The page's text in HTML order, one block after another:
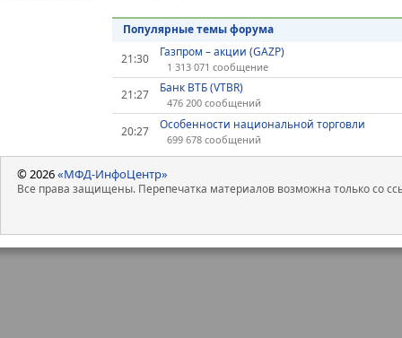
Популярные темы форума
21:30
Газпром – акции (GAZP)
1 313 071 сообщение
21:27 Банк ВТБ (VTBR)
476 200 сообщений
20:27 Особенности национальной торговли
699 678 сообщений
© 2026«МФД-ИнфоЦентр»
Все права защищены. Перепечатка материалов возможна только со